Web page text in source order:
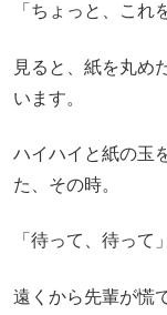
「ちょっと、これ
見ると、紙を丸め
います。
ハイハイと紙の玉
た、その時。
「待って、待って」
遠くから先輩が慌